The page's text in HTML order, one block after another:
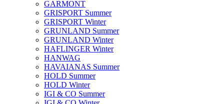
GARMONT
GRISPORT Summer
GRISPORT Winter
GRUNLAND Summer
GRUNLAND Winter
HAFLINGER Winter
HANWAG
HAVAIANAS Summer
HOLD Summer
HOLD Winter
IGI & CO Summer